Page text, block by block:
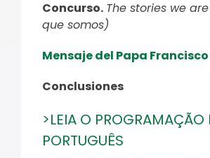
Concurso. The stories we
que somos)
Mensaje del Papa Francisco
Conclusiones
>LEIA O PROGRAMAÇÃO
PORTUGUÊS